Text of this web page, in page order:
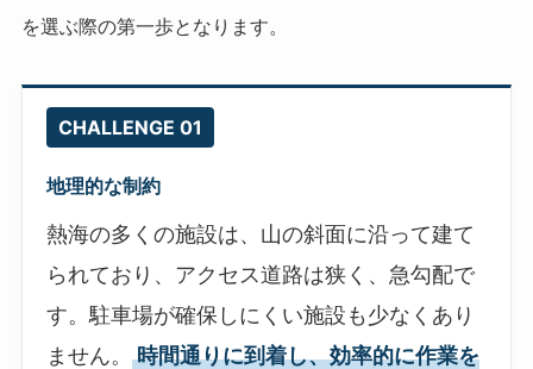
を選ぶ際の第一歩となります。
CHALLENGE 01
地理的な制約
熱海の多くの施設は、山の斜面に沿って建て
られており、アクセス道路は狭く、急勾配で
す。駐車場が確保しにくい施設も少なくあり
ません。
時間通りに到着し、効率的に作業を